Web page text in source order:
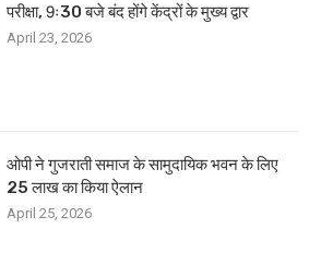
परीक्षा, 9ः30 बजे बंद होंगे केंद्रों के मुख्य द्वार
April 23, 2026
ओपी ने गुजराती समाज के सामुदायिक भवन के लिए
25 लाख का किया ऐलान
April 25, 2026